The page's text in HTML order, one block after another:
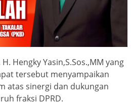
Hengky Yasin,S.Sos.,MM yang
tersebut menyampaikan
atas sinergi dan dukungan
fraksi DPRD.